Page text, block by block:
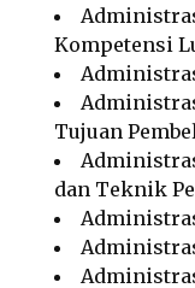
Kompetensi
Tujuan
dan Teknik